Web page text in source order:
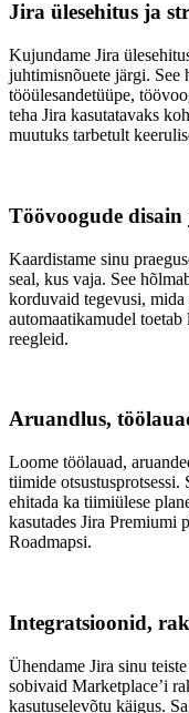
Jira ülesehitus ja
Kujundame Jira
juhtimisnõuete järgi.
tööülesandetüüpe,
teha Jira kasutatavaks
muutuks tarbetult
Töövoogude
Kaardistame sinu
seal, kus vaja. See
korduvaid tegevusi, mida
automaatikamudel
reegleid.
Aruandlus,
Loome töölauad,
tiimide otsustusprotsessi.
ehitada ka tiimiülese
kasutades Jira Premiumi
Roadmapsi.
Integratsioonid,
Ühendame Jira sinu
sobivaid Marketplace’i
kasutuselevõtu käigus.